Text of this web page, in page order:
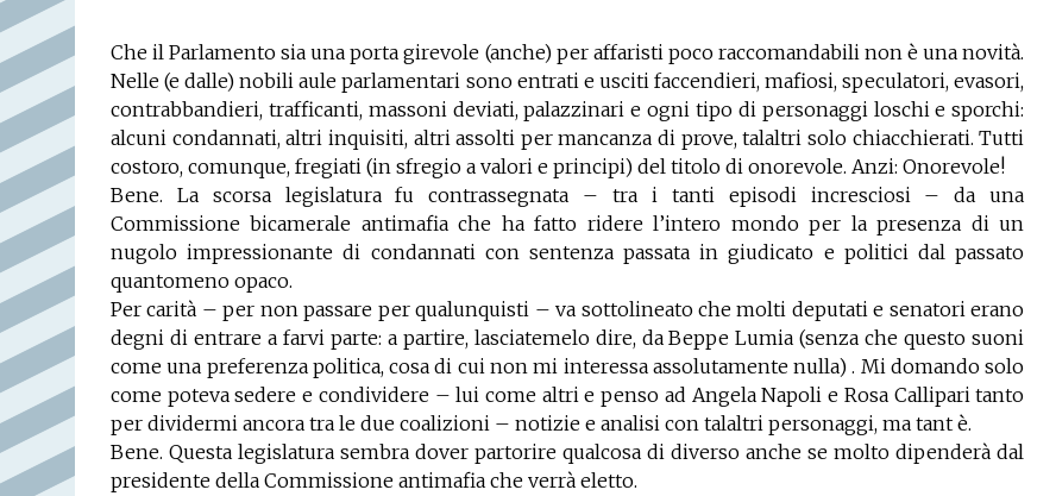
Che il Parlamento sia una porta girevole (anche) per affaristi poco raccomandabili non è una novità.
Nelle (e dalle) nobili aule parlamentari sono entrati e usciti faccendieri, mafiosi, speculatori, evasori,
contrabbandieri, trafficanti, massoni deviati, palazzinari e ogni tipo di personaggi loschi e sporchi:
alcuni condannati, altri inquisiti, altri assolti per mancanza di prove, talaltri solo chiacchierati. Tutti
costoro, comunque, fregiati (in sfregio a valori e principi) del titolo di onorevole. Anzi: Onorevole!
Bene. La scorsa legislatura fu contrassegnata – tra i tanti episodi incresciosi – da una
Commissione bicamerale antimafia che ha fatto ridere l’intero mondo per la presenza di un
nugolo impressionante di condannati con sentenza passata in giudicato e politici dal passato
quantomeno opaco.
Per carità – per non passare per qualunquisti – va sottolineato che molti deputati e senatori erano
degni di entrare a farvi parte: a partire, lasciatemelo dire, da Beppe Lumia (senza che questo suoni
come una preferenza politica, cosa di cui non mi interessa assolutamente nulla) . Mi domando solo
come poteva sedere e condividere – lui come altri e penso ad Angela Napoli e Rosa Callipari tanto
per dividermi ancora tra le due coalizioni – notizie e analisi con talaltri personaggi, ma tant è.
Bene. Questa legislatura sembra dover partorire qualcosa di diverso anche se molto dipenderà dal
presidente della Commissione antimafia che verrà eletto.